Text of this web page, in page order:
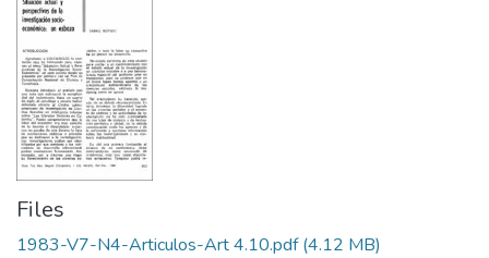
Files
1983-V7-N4-Articulos-Art 4.10.pdf(4.12 MB)